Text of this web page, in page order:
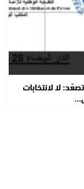
لا لانتخابات